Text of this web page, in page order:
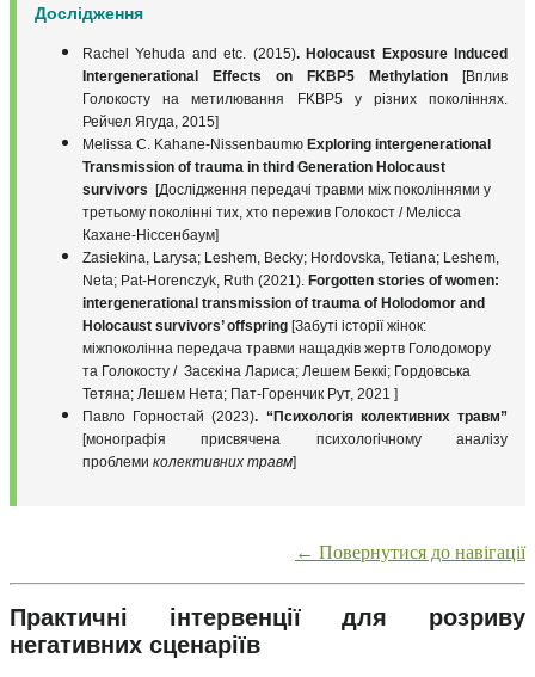
Дослідження
Rachel Yehuda and etc. (2015).Holocaust Exposure Induced
Intergenerational
Effects on FKBP5 Methylation [Вплив
Голокосту на метилювання FKBP5 у різних поколіннях.
Рейчел Ягуда, 2015]
Melissa С. Kahane-Nissenbaumю Exploring intergenerational
Transmission of trauma in third Generation Holocaust
survivors [Дослідження передачі травми між поколіннями у
третьому поколінні тих, хто пережив Голокост / Мелісса
Кахане-Ніссенбаум]
Zasiekina, Larysa; Leshem, Becky; Hordovska, Tetiana; Leshem,
Neta; Pat-Horenczyk, Ruth (2021). Forgotten stories of women:
intergenerational transmission of trauma of Holodomor and
Holocaust survivors’offspring [Забуті історії жінок:
міжпоколінна передача травми нащадків жертв Голодомору
та Голокосту / Засєкіна Лариса; Лешем Беккі; Гордовська
Тетяна; Лешем Нета; Пат-Горенчик Рут, 2021 ]
Павло Горностай (2023). “Психологія колективних травм”
[монографія присвячена психологічному аналізу
проблеми колективних травм]
← Повернутися до навігації
Практичні інтервенції для розриву
негативних сценаріїв